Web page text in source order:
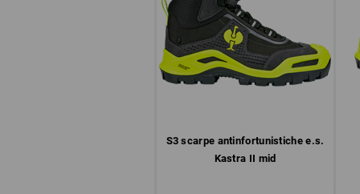
S3 scarpe antinfortunistiche e.s.
Kastra II mid